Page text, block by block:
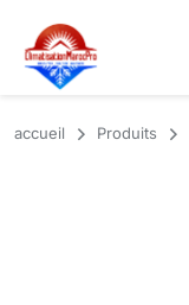
accueil Produits